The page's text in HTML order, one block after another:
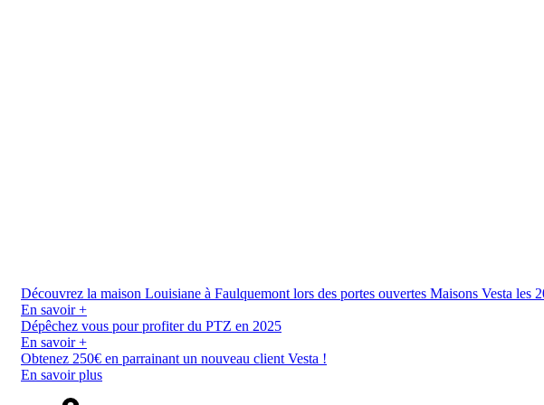
Découvrez la maison Louisiane à Faulquemont lors des portes ouvertes Maisons Vesta les
En savoir +
Dépêchez vous pour profiter du PTZ en 2025
En savoir +
Obtenez 250€ en parrainant un nouveau client Vesta !
En savoir plus